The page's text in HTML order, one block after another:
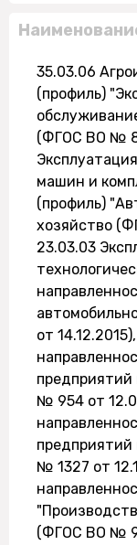
35.03.06
(профиль)
(ФГОС ВО №
машин и
(профиль)
хозяйство
23.03.03
от
№ 954 от
№ 1327 от
(ФГОС ВО №